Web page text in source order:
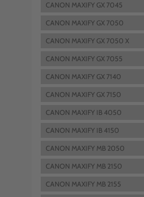
CANON MAXIFY GX 7045
CANON MAXIFY GX 7050
CANON MAXIFY GX 7050 X
CANON MAXIFY GX 7055
CANON MAXIFY GX 7140
CANON MAXIFY GX 7150
CANON MAXIFY IB 4050
CANON MAXIFY IB 4150
CANON MAXIFY MB 2050
CANON MAXIFY MB 2150
CANON MAXIFY MB 2155